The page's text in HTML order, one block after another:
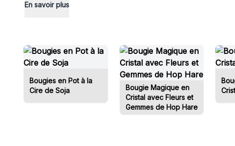
En savoir plus
Bougies en Pot à la
Cire de Soja
Bougie Magique en
Cristal avec Fleurs et
Gemmes de Hop Hare